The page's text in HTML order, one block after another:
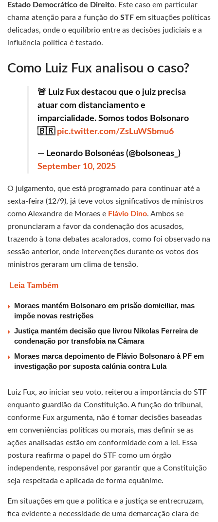
Estado Democrático de Direito. Este caso em particular
chama atenção para a função do STF em situações políticas
delicadas, onde o equilíbrio entre as decisões judiciais e a
influência política é testado.
Como Luiz Fux analisou o caso?
🚨 Luiz Fux destacou que o juiz precisa
atuar com distanciamento e
imparcialidade. Somos todos Bolsonaro
🇧🇷 pic.twitter.com/ZsLuWSbmu6
— Leonardo Bolsonéas (@bolsoneas_)
September 10, 2025
O julgamento, que está programado para continuar até a
sexta-feira (12/9), já teve votos significativos de ministros
como Alexandre de Moraes e Flávio Dino. Ambos se
pronunciaram a favor da condenação dos acusados,
trazendo à tona debates acalorados, como foi observado na
sessão anterior, onde intervenções durante os votos dos
ministros geraram um clima de tensão.
Leia Também
Moraes mantém Bolsonaro em prisão domiciliar, mas
impõe novas restrições
Justiça mantém decisão que livrou Nikolas Ferreira de
condenação por transfobia na Câmara
Moraes marca depoimento de Flávio Bolsonaro à PF em
investigação por suposta calúnia contra Lula
Luiz Fux, ao iniciar seu voto, reiterou a importância do STF
enquanto guardião da Constituição. A função do tribunal,
conforme Fux argumenta, não é tomar decisões baseadas
em conveniências políticas ou morais, mas definir se as
ações analisadas estão em conformidade com a lei. Essa
postura reafirma o papel do STF como um órgão
independente, responsável por garantir que a Constituição
seja respeitada e aplicada de forma equânime.
Em situações em que a política e a justiça se entrecruzam,
fica evidente a necessidade de uma demarcação clara de